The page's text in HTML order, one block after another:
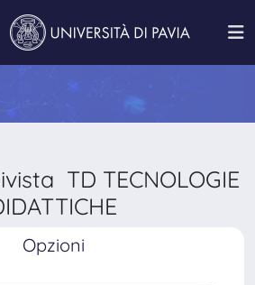
TD TECNOLOGIE
Opzioni